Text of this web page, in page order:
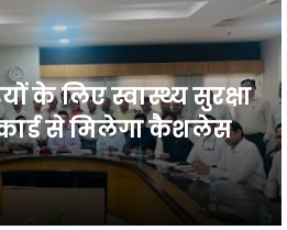
के लिए स्वास्थ्य सुरक्षा
से मिलेगा कैशलेस